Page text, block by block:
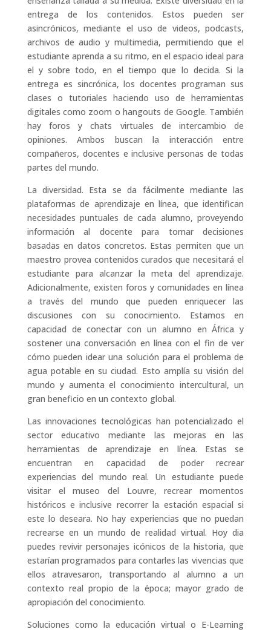
entrega de los contenidos. Estos pueden ser
asincrónicos, mediante el uso de videos, podcasts,
archivos de audio y multimedia, permitiendo que el
estudiante aprenda a su ritmo, en el espacio ideal para
el y sobre todo, en el tiempo que lo decida. Si la
entrega es sincrónica, los docentes programan sus
clases o tutoriales haciendo uso de herramientas
digitales como zoom o hangouts de Google. También
hay foros y chats virtuales de intercambio de
opiniones. Ambos buscan la interacción entre
compañeros, docentes e inclusive personas de todas
partes del mundo.
La diversidad. Esta se da fácilmente mediante las
plataformas de aprendizaje en línea, que identifican
necesidades puntuales de cada alumno, proveyendo
información al docente para tomar decisiones
basadas en datos concretos. Estas permiten que un
maestro provea contenidos curados que necesitará el
estudiante para alcanzar la meta del aprendizaje.
Adicionalmente, existen foros y comunidades en línea
a través del mundo que pueden enriquecer las
discusiones con su conocimiento. Estamos en
capacidad de conectar con un alumno en África y
sostener una conversación en línea con el fin de ver
cómo pueden idear una solución para el problema de
agua potable en su ciudad. Esto amplía su visión del
mundo y aumenta el conocimiento intercultural, un
gran beneficio en un contexto global.
Las innovaciones tecnológicas han potencializado el
sector educativo mediante las mejoras en las
herramientas de aprendizaje en línea. Estas se
encuentran en capacidad de poder recrear
experiencias del mundo real. Un estudiante puede
visitar el museo del Louvre, recrear momentos
históricos e inclusive recorrer la estación espacial si
este lo deseara. No hay experiencias que no puedan
recrearse en un mundo de realidad virtual. Hoy dia
puedes revivir personajes icónicos de la historia, que
estarían programados para contarles las vivencias que
ellos atravesaron, transportando al alumno a un
contexto real propio de la época; mayor grado de
apropiación del conocimiento.
Soluciones como la educación virtual o E-Learning